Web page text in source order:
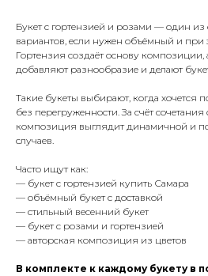
Букет с гортензией и розами — один
вариантов, если нужен объёмный и при
Гортензия создаёт основу
добавляют разнообразие и делают
Такие букеты выбирают, когда хочется
без перегруженности. За счёт
композиция выглядит динамичной и
случаев.
Часто ищут как:
— букет с гортензией купить Самара
— объёмный букет с доставкой
— стильный весенний букет
— букет с розами и гортензией
— авторская композиция из цветов
В комплекте к каждому букету в